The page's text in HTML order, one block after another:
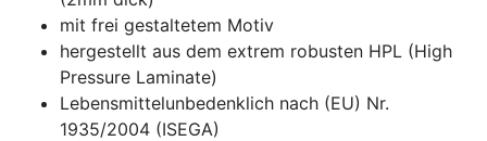
mit frei gestaltetem Motiv
hergestellt aus dem extrem robusten HPL (High
Pressure Laminate)
Lebensmittelunbedenklich nach (EU) Nr.
1935/2004 (ISEGA)